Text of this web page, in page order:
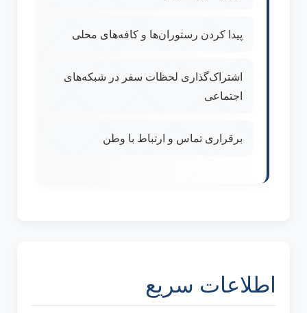
پیدا کردن رستوران‌ها و کافه‌های محلی
اشتراک‌گذاری لحظات سفر در شبکه‌های
اجتماعی
برقراری تماس و ارتباط با وطن
اطلاعات سریع